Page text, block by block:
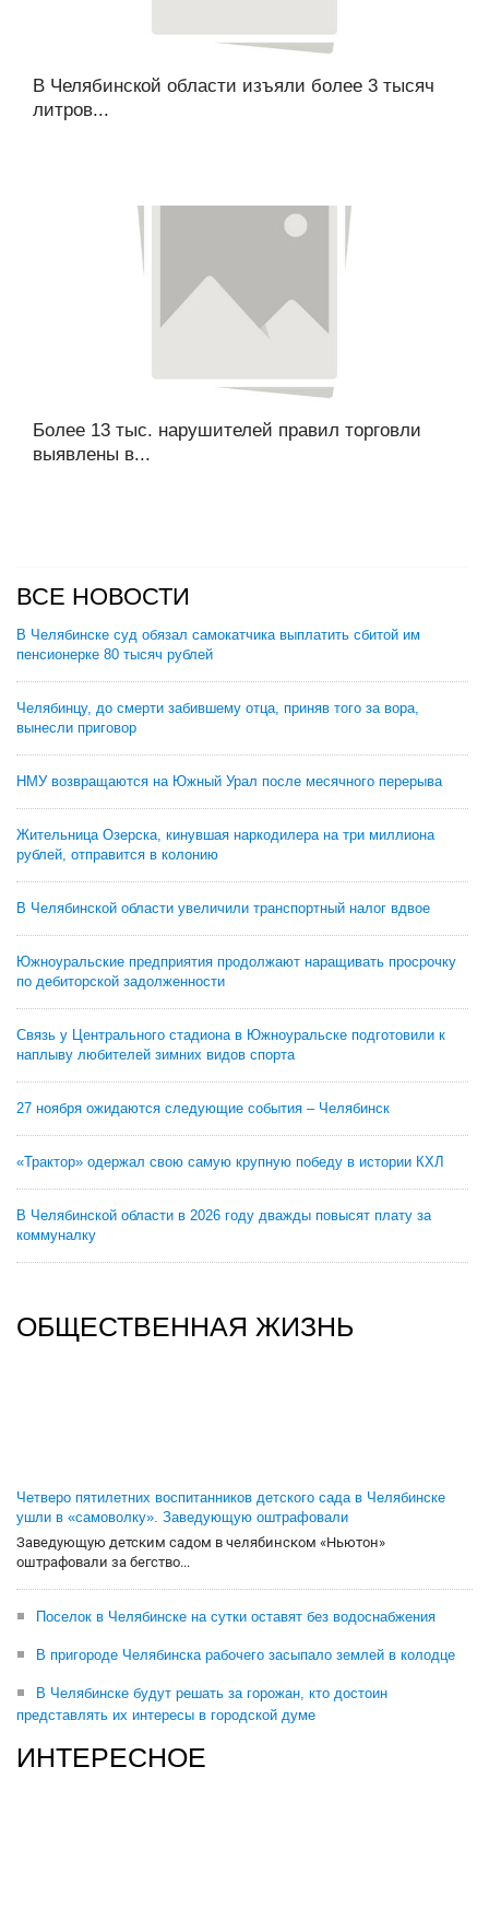
В Челябинской области изъяли более 3 тысяч
литров...
Более 13 тыс. нарушителей правил торговли
выявлены в...
ВСЕ НОВОСТИ
В Челябинске суд обязал самокатчика выплатить сбитой им
пенсионерке 80 тысяч рублей
Челябинцу, до смерти забившему отца, приняв того за вора,
вынесли приговор
НМУ возвращаются на Южный Урал после месячного перерыва
Жительница Озерска, кинувшая наркодилера на три миллиона
рублей, отправится в колонию
В Челябинской области увеличили транспортный налог вдвое
Южноуральские предприятия продолжают наращивать просрочку
по дебиторской задолженности
Связь у Центрального стадиона в Южноуральске подготовили к
наплыву любителей зимних видов спорта
27 ноября ожидаются следующие события – Челябинск
«Трактор» одержал свою самую крупную победу в истории КХЛ
В Челябинской области в 2026 году дважды повысят плату за
коммуналку
ОБЩЕСТВЕННАЯ ЖИЗНЬ
Четверо пятилетних воспитанников детского сада в Челябинске
ушли в «самоволку». Заведующую оштрафовали
Заведующую детским садом в челябинском «Ньютон»
оштрафовали за бегство...
Поселок в Челябинске на сутки оставят без водоснабжения
В пригороде Челябинска рабочего засыпало землей в колодце
В Челябинске будут решать за горожан, кто достоин
представлять их интересы в городской думе
ИНТЕРЕСНОЕ